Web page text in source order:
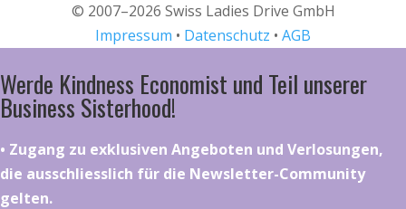
© 2007–2026 Swiss Ladies Drive GmbH
Impressum • Datenschutz • AGB
Werde Kindness Economist und Teil unserer
Business Sisterhood!
•⁠ ⁠⁠Zugang zu exklusiven Angeboten und Verlosungen,
die ausschliesslich für die Newsletter-Community
gelten.